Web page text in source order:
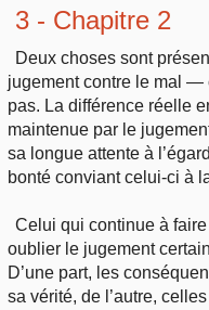
3 - Chapitre 2
Deux choses sont
jugement contre le mal —
pas. La différence réelle
maintenue par le
sa longue attente à
bonté conviant celui-ci à
Celui qui continue à
oublier le jugement
D’une part, les
sa vérité, de l’autre,